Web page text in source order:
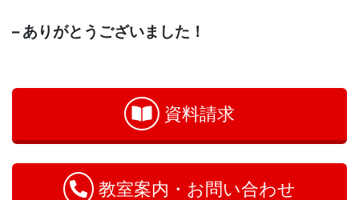
– ありがとうございました！
資料請求
教室案内・お問い合わせ